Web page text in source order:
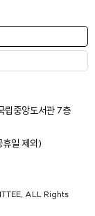
립중앙도서관 7층
일 제외)
ALL Rights